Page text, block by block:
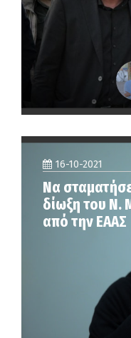
16-10-2021
Να
δίωξη του Ν.
από την ΕΑΑΣ